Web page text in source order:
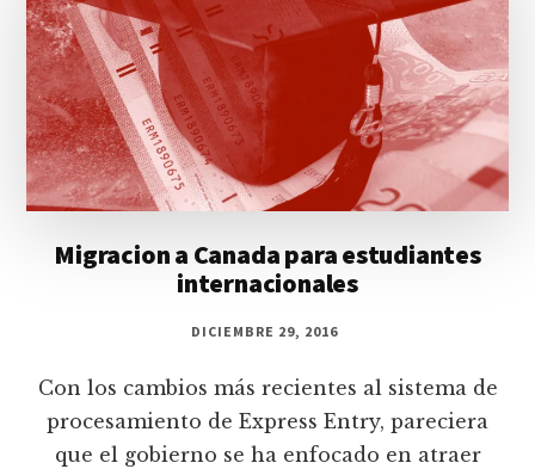
Migracion a Canada para estudiantes
internacionales
DICIEMBRE 29, 2016
Con los cambios más recientes al sistema de
procesamiento de Express Entry, pareciera
que el gobierno se ha enfocado en atraer